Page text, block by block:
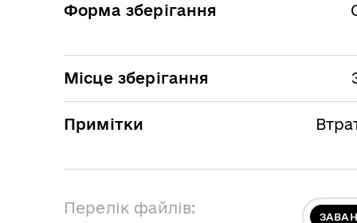
Форма зберігання
Місце зберігання
Примітки
Перелік файлів: